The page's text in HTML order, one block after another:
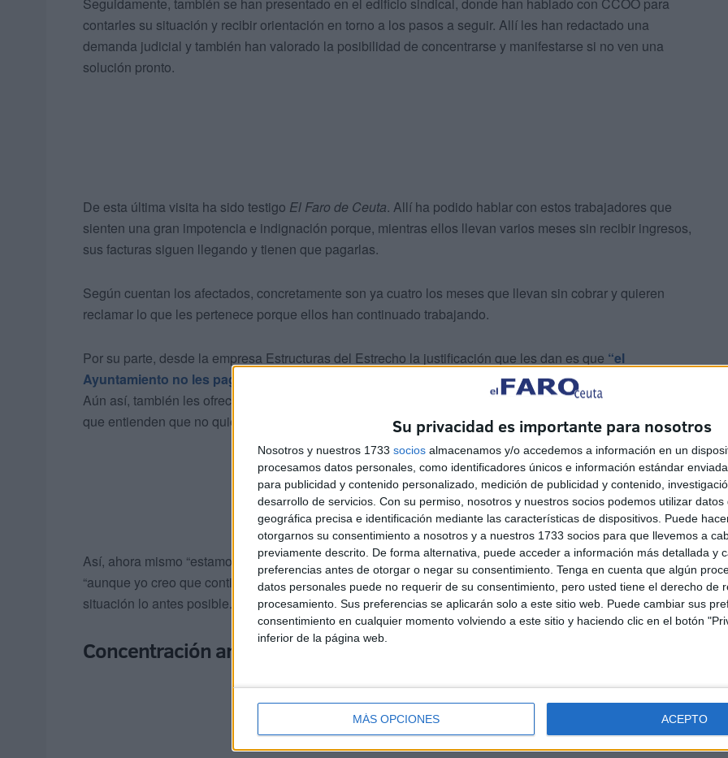
Su privacidad es importante para nosotros
Nosotros y nuestros 1733 socios almacenamos y/o accedemos a información en un
procesamos datos personales, como identificadores únicos e información estándar
para publicidad y contenido personalizado, medición de publicidad y contenido,
desarrollo de servicios. Con su permiso, nosotros y nuestros socios podemos utilizar datos
geográfica precisa e identificación mediante las características de dispositivos. Puede
otorgarnos su consentimiento a nosotros y a nuestros 1733 socios para que llevemos a
previamente descrito. De forma alternativa, puede acceder a información más detallada y
preferencias antes de otorgar o negar su consentimiento. Tenga en cuenta que algún
datos personales puede no requerir de su consentimiento, pero usted tiene el derecho de
procesamiento. Sus preferencias se aplicarán solo a este sitio web. Puede cambiar sus
consentimiento en cualquier momento volviendo a este sitio y haciendo clic en el botón
inferior de la página web.
MÁS OPCIONES ACEPTO
Seguidamente, también se han presentado en el edificio sindical, donde han hablado con CCOO para
contarles su situación y recibir orientación en torno a los pasos a seguir. Allí les han redactado una
demanda judicial y también han valorado la posibilidad de concentrarse y manifestarse si no ven una
solución pronto.
De esta última visita ha sido testigo El Faro de Ceuta. Allí ha podido hablar con estos trabajadores que
sienten una gran impotencia e indignación porque, mientras ellos llevan varios meses sin recibir ingresos,
sus facturas siguen llegando y tienen que pagarlas.
Según cuentan los afectados, concretamente son ya cuatro los meses que llevan sin cobrar y quieren
reclamar lo que les pertenece porque ellos han continuado trabajando.
Por su parte, desde la empresa Estructuras del Estrecho la justificación que les dan es que “el
Ayuntamiento no les paga y si no les paga, no pueden pagar a la gente”,cuentan los trabajadores.
Aún así, también les ofrecen que “el que quiere ir, que vaya a la empresa y le da la carta la despido”, ya
que entienden que no quieran trabajar en esas condiciones.
Así, ahora mismo “estamos parados”, a la espera de ver qué les recomiendan hacer desde el sindicato,
“aunque yo creo que continuaremos trabajando” pero confiando en alcanzar un acuerdo y solventar esta
situación lo antes posible.
Concentración ante la empresa este viernes